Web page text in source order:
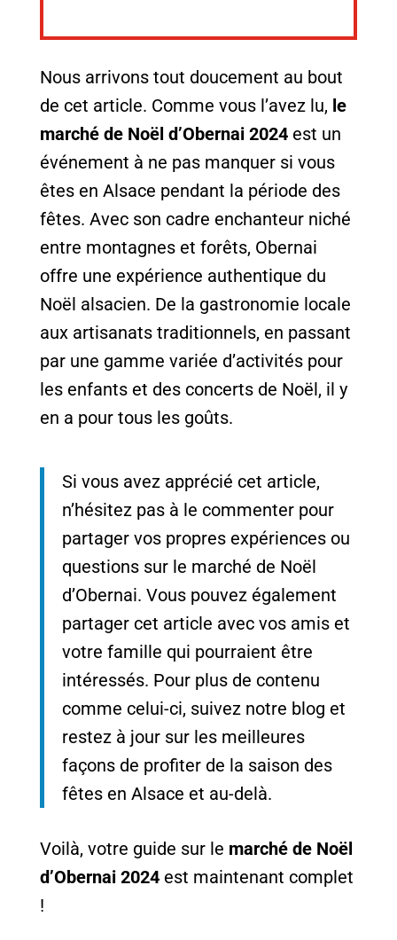
Nous arrivons tout doucement au bout
de cet article. Comme vous l’avez lu, le
marché de Noël d’Obernai 2024 est un
événement à ne pas manquer si vous
êtes en Alsace pendant la période des
fêtes. Avec son cadre enchanteur niché
entre montagnes et forêts, Obernai
offre une expérience authentique du
Noël alsacien. De la gastronomie locale
aux artisanats traditionnels, en passant
par une gamme variée d’activités pour
les enfants et des concerts de Noël, il y
en a pour tous les goûts.
Si vous avez apprécié cet article,
n’hésitez pas à le commenter pour
partager vos propres expériences ou
questions sur le marché de Noël
d’Obernai. Vous pouvez également
partager cet article avec vos amis et
votre famille qui pourraient être
intéressés. Pour plus de contenu
comme celui-ci, suivez notre blog et
restez à jour sur les meilleures
façons de profiter de la saison des
fêtes en Alsace et au-delà.
Voilà, votre guide sur le marché de Noël
d’Obernai 2024est maintenant complet
!